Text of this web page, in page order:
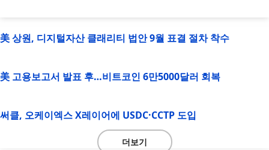
美 상원, 디지털자산 클래리티 법안 9월 표결 절차 착수
美 고용보고서 발표 후…비트코인 6만5000달러 회복
써클, 오케이엑스 X레이어에 USDC·CCTP 도입
더보기